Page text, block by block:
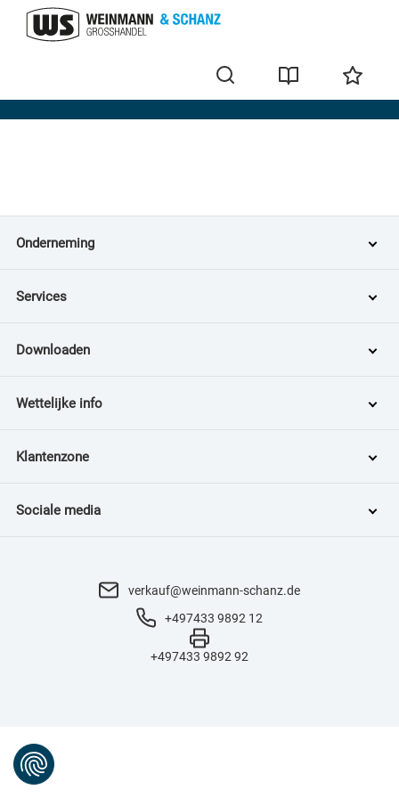
Home
Onderneming
Services
Downloaden
Wettelijke info
Klantenzone
Sociale media
verkauf@weinmann-schanz.de
+497433 9892 12
+497433 9892 92